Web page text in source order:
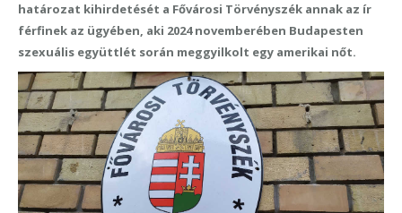
határozat kihirdetését a Fővárosi Törvényszék annak az ír
férfinek az ügyében, aki 2024 novemberében Budapesten
szexuális együttlét során meggyilkolt egy amerikai nőt.